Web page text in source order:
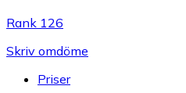
Rank 126
Skriv omdöme
Priser